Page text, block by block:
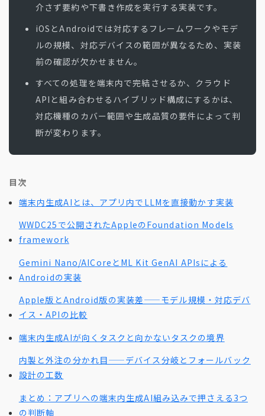
介さず要約や下書き作成を実行する実装です。
iOSとAndroidでは対応するフレームワークやモデ
ルの規模、対応デバイスの範囲が異なるため、実装
前の確認が欠かせません。
すべての処理を端末内で完結させるか、クラウド
APIと組み合わせるハイブリッド構成にするかは、
対応機種のカバー範囲や生成品質の要件によって判
断が変わります。
目次
端末内生成AIとは、アプリ内でLLMを直接動かす実装
WWDC25で公開されたAppleのFoundation Models
framework
Gemini Nano/AICoreとML Kit GenAI APIsによる
Androidの実装
Apple版とAndroid版の実装差——モデル規模・対応デバ
イス・APIの比較
端末内生成AIが向くタスクと向かないタスクの境界
内製と外注の分かれ目——デバイス分岐とフォールバック
設計の工数
まとめ：アプリへの端末内生成AI組み込みで押さえる3つ
の判断軸